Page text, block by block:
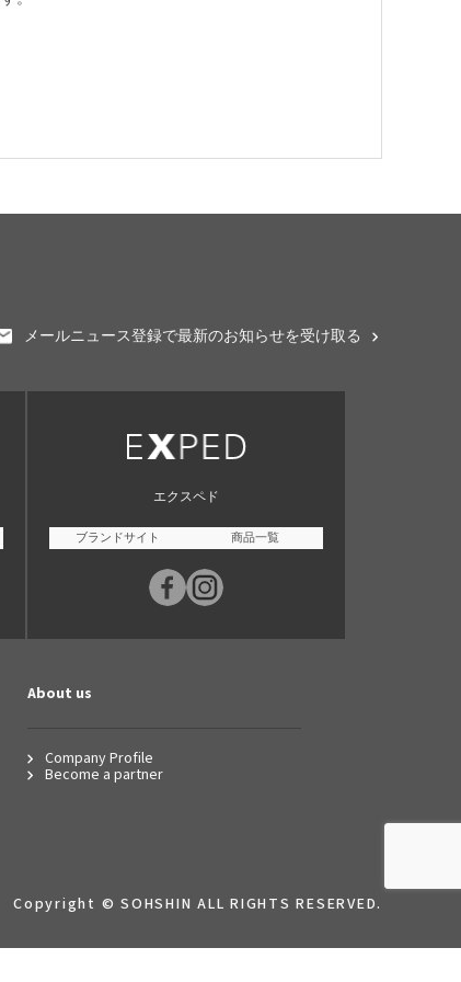
メールニュース登録で最新のお知らせを受け取る
エクスペド
ブランドサイト 商品一覧
About us
Company Profile
Become a partner
Copyright © SOHSHIN ALL RIGHTS RESERVED.